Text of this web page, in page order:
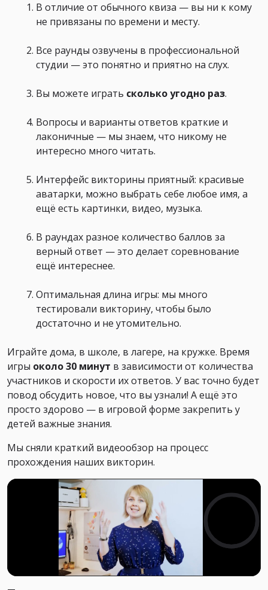
В отличие от обычного квиза — вы ни к кому
не привязаны по времени и месту.
Все раунды озвучены в профессиональной
студии — это понятно и приятно на слух.
Вы можете играть сколько угодно раз.
Вопросы и варианты ответов краткие и
лаконичные — мы знаем, что никому не
интересно много читать.
Интерфейс викторины приятный: красивые
аватарки, можно выбрать себе любое имя, а
ещё есть картинки, видео, музыка.
В раундах разное количество баллов за
верный ответ — это делает соревнование
ещё интереснее.
Оптимальная длина игры: мы много
тестировали викторину, чтобы было
достаточно и не утомительно.
Играйте дома, в школе, в лагере, на кружке. Время
игры около 30 минут в зависимости от количества
участников и скорости их ответов. У вас точно будет
повод обсудить новое, что вы узнали! А ещё это
просто здорово — в игровой форме закрепить у
детей важные знания.
Мы сняли краткий видеообзор на процесс
прохождения наших викторин.